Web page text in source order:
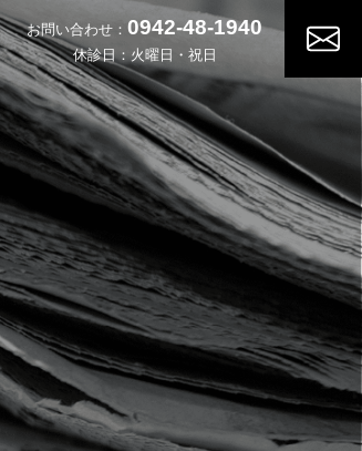
お問い合わせ： 0942-48-1940
休診日：火曜日・祝日